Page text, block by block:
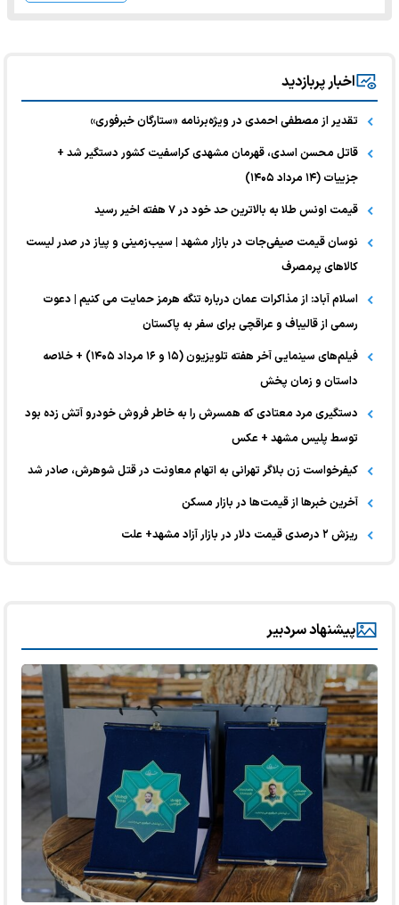
اخبار پربازدید
تقدیر از مصطفی احمدی در ویژه‌برنامه «ستارگان خبرفوری»
قاتل محسن اسدی، قهرمان مشهدی کراسفیت کشور دستگیر شد +
جزییات (۱۴ مرداد ۱۴۰۵)
قیمت اونس طلا به بالاترین حد خود در ۷ هفته اخیر رسید
نوسان قیمت صیفی‌جات در بازار مشهد | سیب‌زمینی و پیاز در صدر لیست
کالا‌های پرمصرف
اسلام آباد: از مذاکرات عمان درباره تنگه هرمز حمایت می کنیم | دعوت
رسمی از قالیباف و عراقچی برای سفر به پاکستان
فیلم‌های سینمایی آخر هفته تلویزیون (۱۵ و ۱۶ مرداد ۱۴۰۵) + خلاصه
داستان و زمان پخش
دستگیری مرد معتادی که همسرش را به خاطر فروش خودرو آتش زده بود
توسط پلیس مشهد + عکس
کیفرخواست زن بلاگر تهرانی به اتهام معاونت در قتل شوهرش، صادر شد
آخرین خبر‌ها از قیمت‌ها در بازار مسکن
ریزش ۲ درصدی قیمت دلار در بازار آزاد مشهد+ علت
پیشنهاد سردبیر